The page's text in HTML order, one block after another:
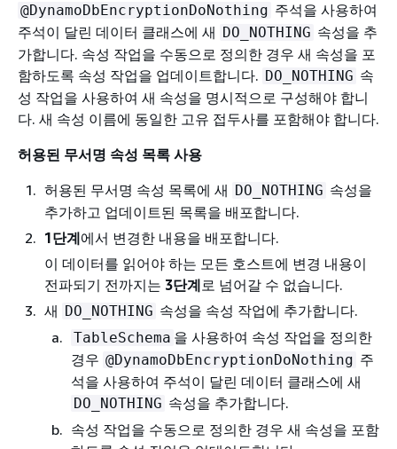
@DynamoDbEncryptionDoNothing 주석을 사용하여
주석이 달린 데이터 클래스에 새 DO_NOTHING 속성을 추
가합니다. 속성 작업을 수동으로 정의한 경우 새 속성을 포
함하도록 속성 작업을 업데이트합니다. DO_NOTHING 속
성 작업을 사용하여 새 속성을 명시적으로 구성해야 합니
다. 새 속성 이름에 동일한 고유 접두사를 포함해야 합니다.
허용된 무서명 속성 목록 사용
허용된 무서명 속성 목록에 새 DO_NOTHING 속성을
추가하고 업데이트된 목록을 배포합니다.
1단계에서 변경한 내용을 배포합니다.
이 데이터를 읽어야 하는 모든 호스트에 변경 내용이
전파되기 전까지는 3단계 로 넘어갈 수 없습니다.
새 DO_NOTHING 속성을 속성 작업에 추가합니다.
TableSchema 을 사용하여 속성 작업을 정의한
경우 @DynamoDbEncryptionDoNothing 주
석을 사용하여 주석이 달린 데이터 클래스에 새
DO_NOTHING 속성을 추가합니다.
속성 작업을 수동으로 정의한 경우 새 속성을 포함